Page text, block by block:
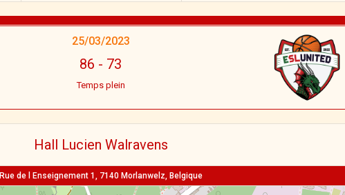
25/03/2023
86 - 73
Temps plein
Hall Lucien Walravens
Rue de l Enseignement 1, 7140 Morlanwelz, Belgique